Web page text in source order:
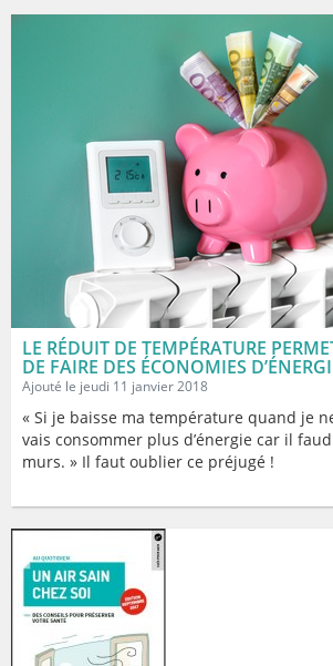
LE RÉDUIT DE TEMPÉRATURE
DE FAIRE DES ÉCONOMIES
Ajouté le jeudi 11 janvier 2018
« Si je baisse ma température quand je
vais consommer plus d’énergie car il
murs. » Il faut oublier ce préjugé !